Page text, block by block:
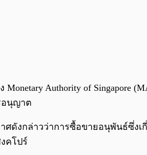
Authority of
อนุญาต
ดังกล่าวว่าการซื้อขายอนุพันธ์ซึ่งเ
คโปร์